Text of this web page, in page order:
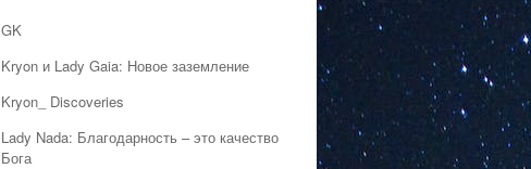
GK
Kryon и Lady Gaia: Новое заземление
Kryon_ Discoveries
Lady Nada: Благодарность – это качество
Бога